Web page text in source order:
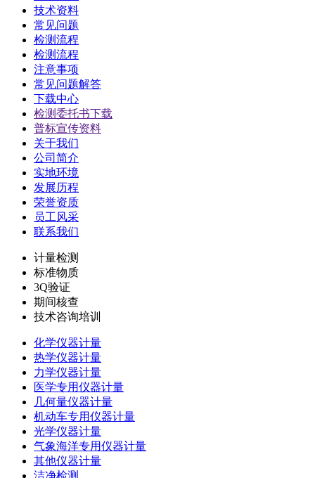
技术资料
常见问题
检测流程
检测流程
注意事项
常见问题解答
下载中心
检测委托书下载
普标宣传资料
关于我们
公司简介
实地环境
发展历程
荣誉资质
员工风采
联系我们
计量检测
标准物质
3Q验证
期间核查
技术咨询培训
化学仪器计量
热学仪器计量
力学仪器计量
医学专用仪器计量
几何量仪器计量
机动车专用仪器计量
光学仪器计量
气象海洋专用仪器计量
其他仪器计量
洁净检测